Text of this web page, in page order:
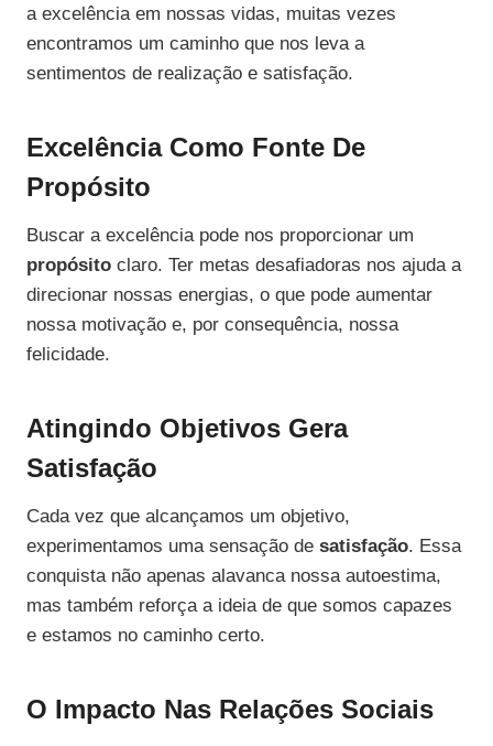
a excelência em nossas vidas, muitas vezes
encontramos um caminho que nos leva a
sentimentos de realização e satisfação.
Excelência Como Fonte De
Propósito
Buscar a excelência pode nos proporcionar um
propósito claro. Ter metas desafiadoras nos ajuda a
direcionar nossas energias, o que pode aumentar
nossa motivação e, por consequência, nossa
felicidade.
Atingindo Objetivos Gera
Satisfação
Cada vez que alcançamos um objetivo,
experimentamos uma sensação de satisfação. Essa
conquista não apenas alavanca nossa autoestima,
mas também reforça a ideia de que somos capazes
e estamos no caminho certo.
O Impacto Nas Relações Sociais